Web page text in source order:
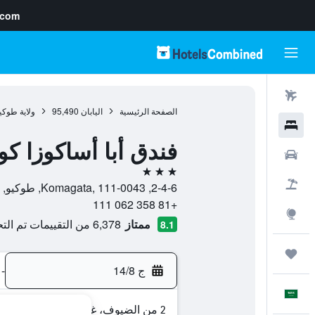
الصفحة الرئيسية اليابان 95,490 ولاية
فندق أبا أساكوزا
3 نجوم
2-4-6, Komagata, 111-0043, طوكيو, ولاية طوكيو, اليابان
+81 358 062 111
8.1 ممتاز 6,378 من التقييمات تم التحقق منها
ج 14/8 -
2 من الضيوف، غرفة واحدة